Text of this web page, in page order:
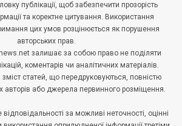
публікації, щоб забезпечити прозорість
та коректне цитування. Використання
цих умов розцінюється як порушення
авторських прав.
залишає за собою право не поділяти
коментарів чи аналітичних матеріалів.
зміст статей, що передруковуються, повністю
авторів або джерела первинного розміщення.
за можливі неточності, оцінні